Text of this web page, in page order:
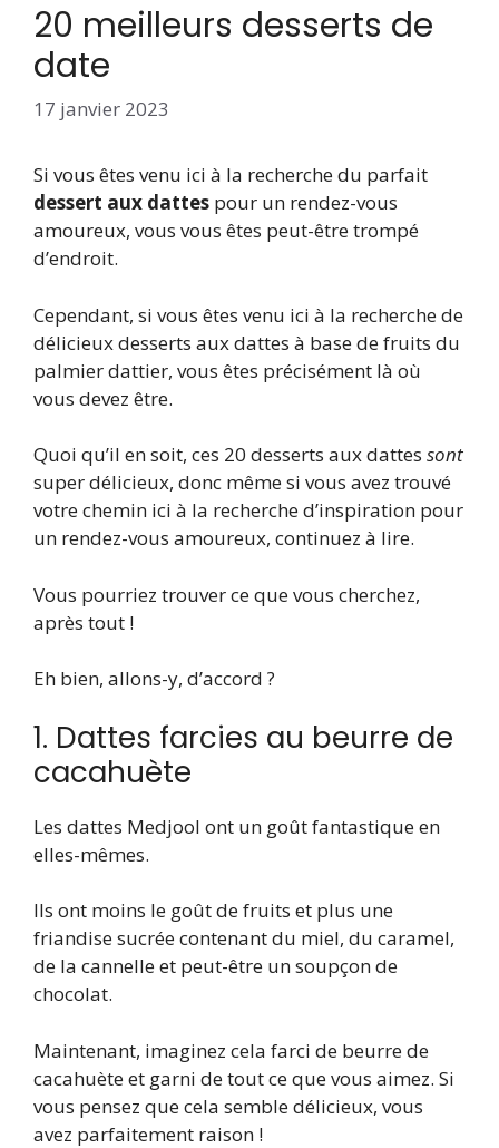
20 meilleurs desserts de
date
17 janvier 2023
Si vous êtes venu ici à la recherche du parfait
dessert aux dattes pour un rendez-vous
amoureux, vous vous êtes peut-être trompé
d’endroit.
Cependant, si vous êtes venu ici à la recherche de
délicieux desserts aux dattes à base de fruits du
palmier dattier, vous êtes précisément là où
vous devez être.
Quoi qu’il en soit, ces 20 desserts aux dattes sont
super délicieux, donc même si vous avez trouvé
votre chemin ici à la recherche d’inspiration pour
un rendez-vous amoureux, continuez à lire.
Vous pourriez trouver ce que vous cherchez,
après tout !
Eh bien, allons-y, d’accord ?
1. Dattes farcies au beurre de
cacahuète
Les dattes Medjool ont un goût fantastique en
elles-mêmes.
Ils ont moins le goût de fruits et plus une
friandise sucrée contenant du miel, du caramel,
de la cannelle et peut-être un soupçon de
chocolat.
Maintenant, imaginez cela farci de beurre de
cacahuète et garni de tout ce que vous aimez. Si
vous pensez que cela semble délicieux, vous
avez parfaitement raison !